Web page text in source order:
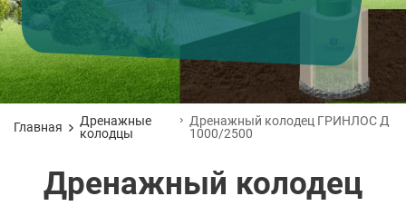
Главная
Дренажные
колодцы
Дренажный колодец ГРИНЛОС Д
1000/2500
Дренажный колодец